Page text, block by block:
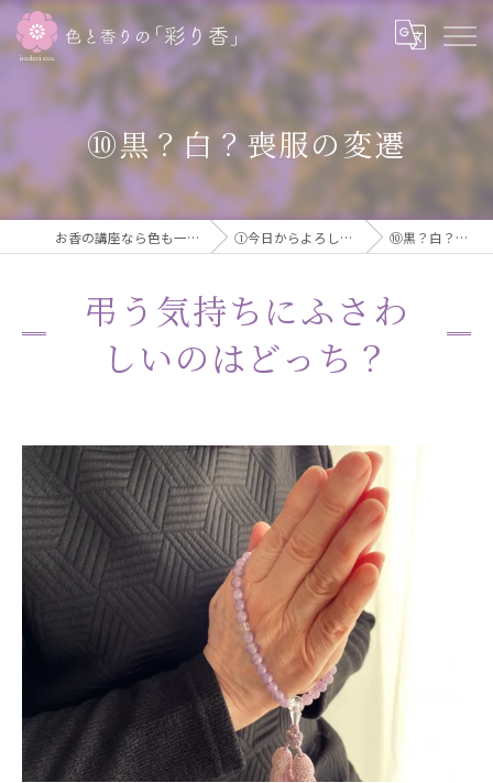
⑩黒？白？喪服の変遷
お香の講座なら色も一緒に学べる彩り香 ①今日からよろしくお願いします ⑩黒？白？喪服の変遷
弔う気持ちにふさわ
しいのはどっち？